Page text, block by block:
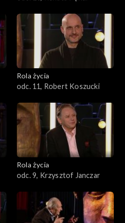
Rola życia
odc. 11, Robert Koszucki
Rola życia
odc. 9, Krzysztof Janczar